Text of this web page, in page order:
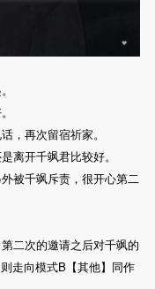
，再次留宿祈家。
离开千飒君比较好。
被千飒斥责，很开心第二
二次的邀请之后对千飒的
走向模式B【其他】同作